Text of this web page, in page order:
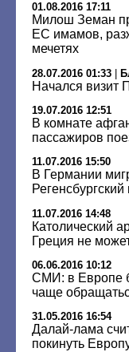
01.08.2016 17:11
Милош Земан
ЕС имамов,
мечетях
28.07.2016 01:33
Начался визит
19.07.2016 12:51
В комнате
пассажиров
11.07.2016 15:50
В Германии
11.07.2016 14:48
Католический
Греция не
06.06.2016 10:12
СМИ: в Европе
чаще
31.05.2016 16:54
Далай-лама
покинуть